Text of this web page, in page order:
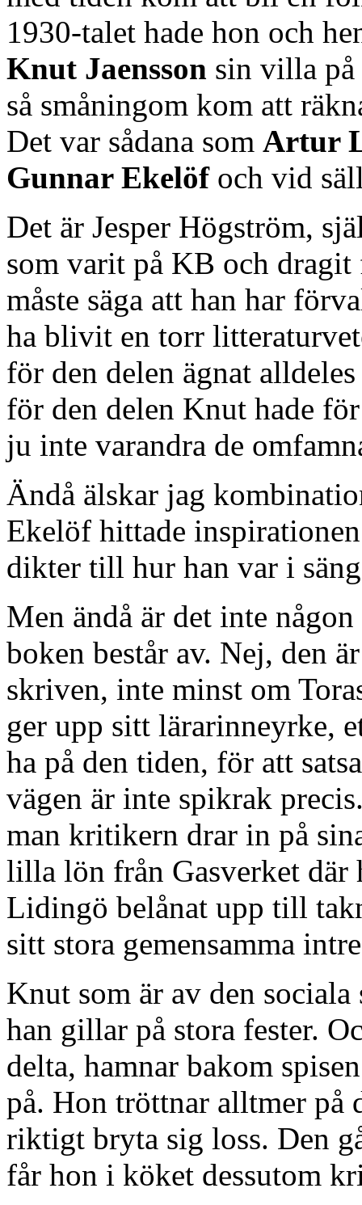
1930-talet hade hon och
Knut Jaensson sin villa
så småningom kom att
Det var sådana som Artur
Gunnar Ekelöfoch vid
Det är Jesper Högström,
som varit på KB och dragit
måste säga att han har
ha blivit en torr
för den delen ägnat
för den delen Knut hade
ju inte varandra de
Ändå älskar jag
Ekelöf hittade
dikter till hur han var i
Men ändå är det inte
boken består av. Nej, den
skriven, inte minst om
ger upp sitt lärarinneyrke,
ha på den tiden, för att
vägen är inte spikrak
man kritikern drar in på
lilla lön från Gasverket där
Lidingö belånat upp till
sitt stora gemensamma
Knut som är av den
han gillar på stora fester.
delta, hamnar bakom
på. Hon tröttnar alltmer på
riktigt bryta sig loss. Den
får hon i köket dessutom